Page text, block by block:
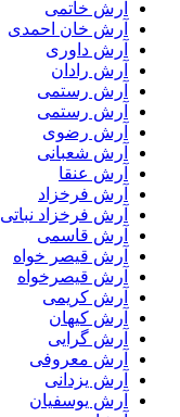
آرش خاتمی
آرش خان احمدی
آرش داوری
آرش رادان
آرش رستمى
آرش رستمی
آرش رضوی
آرش شعبانی
آرش عنقا
آرش فرخزاد
آرش فرخزاد نباتی
آرش قاسمی
آرش قیصر خواه
آرش قیصرخواه
آرش کریمی
آرش کیهان
آرش گرایی
آرش معروفی
آرش یزدانی
آرش یوسفیان